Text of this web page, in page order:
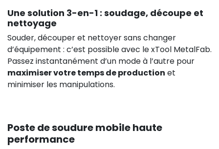
Une solution 3-en-1 : soudage, découpe et
nettoyage
Souder, découper et nettoyer sans changer
d’équipement : c’est possible avec le xTool MetalFab.
Passez instantanément d’un mode à l’autre pour
maximiser votre temps de production et
minimiser les manipulations.
Poste de soudure mobile haute
performance